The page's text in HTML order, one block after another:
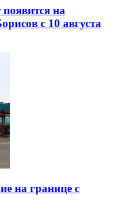
на
с 10 августа
на границе с